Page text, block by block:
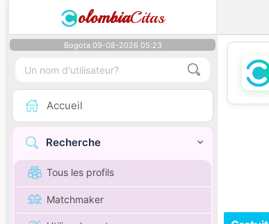
olombiaCitas
Bogota 09-08-2026 05:23
Accueil
Recherche
Tous les profils
Matchmaker